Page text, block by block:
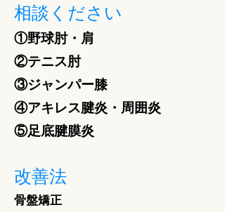
相談ください
①野球肘・肩
②テニス肘
③ジャンパー膝
④アキレス腱炎・周囲炎
⑤足底腱膜炎
改善法
骨盤矯正